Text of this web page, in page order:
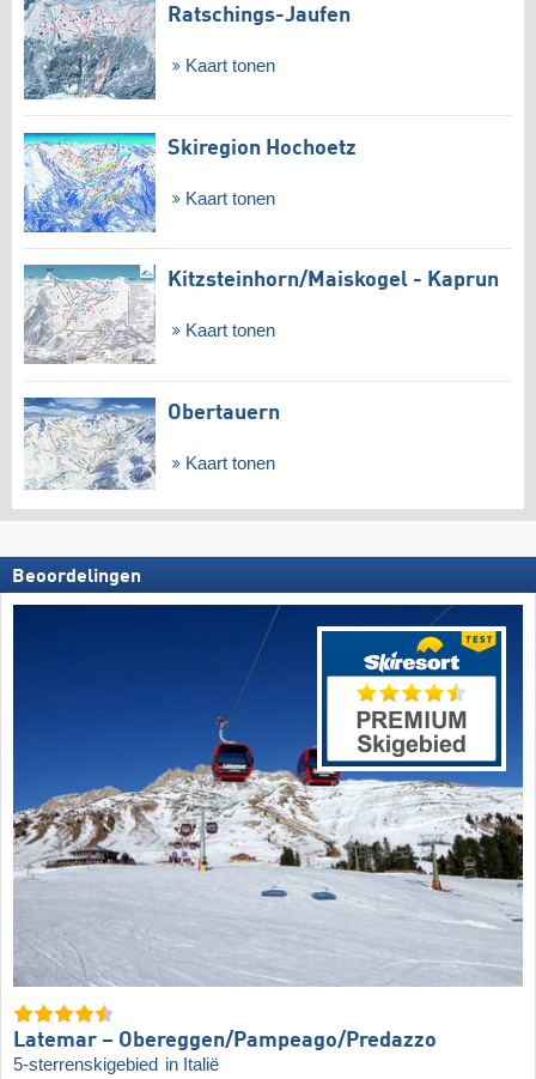
Ratschings-Jaufen
Kaart tonen
Skiregion Hochoetz
Kaart tonen
Kitzsteinhorn/​Maiskogel - Kaprun
Kaart tonen
Obertauern
Kaart tonen
Beoordelingen
Latemar – Obereggen/​Pampeago/​Predazzo
5-sterrenskigebied in Italië